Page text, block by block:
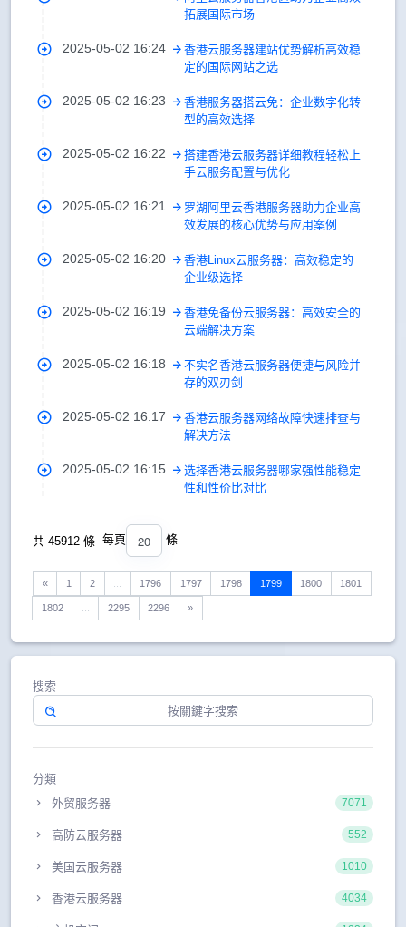
拓展国际市场
2025-05-02 16:24
香港云服务器建站优势解析高效稳
定的国际网站之选
2025-05-02 16:23
香港服务器搭云免：企业数字化转
型的高效选择
2025-05-02 16:22
搭建香港云服务器详细教程轻松上
手云服务配置与优化
2025-05-02 16:21
罗湖阿里云香港服务器助力企业高
效发展的核心优势与应用案例
2025-05-02 16:20
香港Linux云服务器：高效稳定的
企业级选择
2025-05-02 16:19
香港免备份云服务器：高效安全的
云端解决方案
2025-05-02 16:18
不实名香港云服务器便捷与风险并
存的双刃剑
2025-05-02 16:17
香港云服务器网络故障快速排查与
解决方法
2025-05-02 16:15
选择香港云服务器哪家强性能稳定
性和性价比对比
共 45912 條 每頁 20 條
« 1 2 1796 1797 1798 1799 1800 1801
1802 2295 2296 »
搜索
分類
外贸服务器
7071
高防云服务器 552
美国云服务器 1010
香港云服务器 4034